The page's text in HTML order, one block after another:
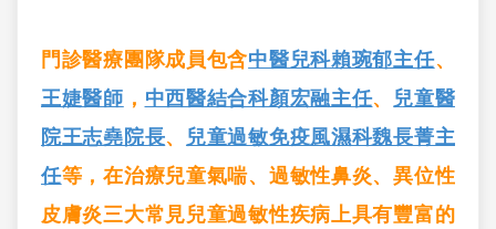
門診醫療團隊成員包含中醫兒科賴琬郁主任、
王婕醫師 ， 中西醫結合科顏宏融主任、 兒童醫
院王志堯院長、
兒童過敏免疫風濕科魏長菁主
任等，在治療兒童氣喘、過敏性鼻炎、異位性
皮膚炎三大常見兒童過敏性疾病上具有豐富的